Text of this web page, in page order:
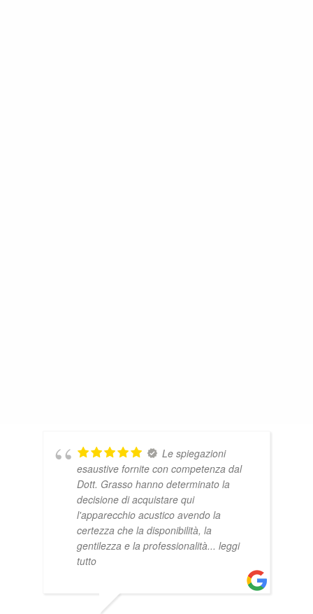
Le spiegazioni
esaustive fornite con competenza dal
Dott. Grasso hanno determinato la
decisione di acquistare qui
l'apparecchio acustico avendo la
certezza che la disponibilità, la
gentilezza e la professionalità... leggi
tutto